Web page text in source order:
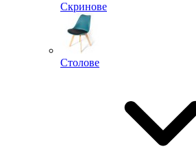
Скринове
Столове